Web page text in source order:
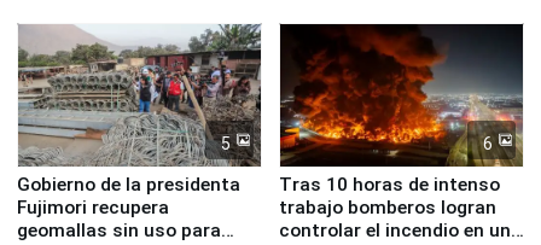
5
Gobierno de la presidenta
Fujimori recupera
geomallas sin uso para
6
Tras 10 horas de intenso
trabajo bomberos logran
controlar el incendio en una